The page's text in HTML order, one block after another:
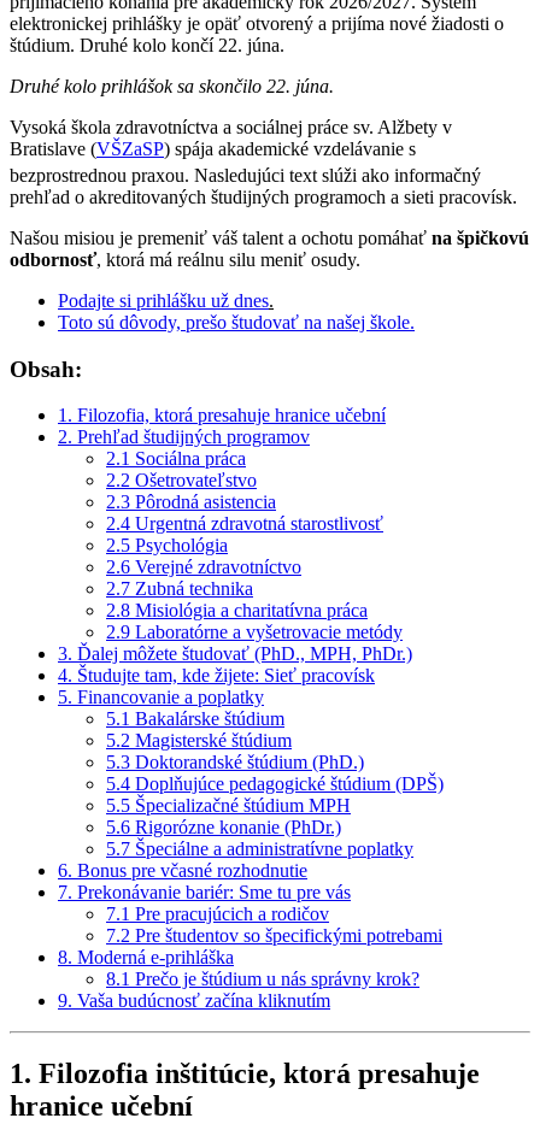
elektronickej prihlášky je opäť otvorený a prijíma nové žiadosti o
štúdium. Druhé kolo končí 22. júna.
Druhé kolo prihlášok sa skončilo 22. júna.
Vysoká škola zdravotníctva a sociálnej práce sv. Alžbety v
Bratislave (VŠZaSP) spája akademické vzdelávanie s
bezprostrednou praxou. Nasledujúci text slúži ako informačný
prehľad o akreditovaných študijných programoch a sieti pracovísk.
Našou misiou je premeniť váš talent a ochotu pomáhať na špičkovú
odbornosť, ktorá má reálnu silu meniť osudy.
Podajte si prihlášku už dnes.
Toto sú dôvody, prešo študovať na našej škole.
Obsah:
1. Filozofia, ktorá presahuje hranice učební
2. Prehľad študijných programov
2.1 Sociálna práca
2.2 Ošetrovateľstvo
2.3 Pôrodná asistencia
2.4 Urgentná zdravotná starostlivosť
2.5 Psychológia
2.6 Verejné zdravotníctvo
2.7 Zubná technika
2.8 Misiológia a charitatívna práca
2.9 Laboratórne a vyšetrovacie metódy
3. Ďalej môžete študovať (PhD., MPH, PhDr.)
4. Študujte tam, kde žijete: Sieť pracovísk
5. Financovanie a poplatky
5.1 Bakalárske štúdium
5.2 Magisterské štúdium
5.3 Doktorandské štúdium (PhD.)
5.4 Doplňujúce pedagogické štúdium (DPŠ)
5.5 Špecializačné štúdium MPH
5.6 Rigorózne konanie (PhDr.)
5.7 Špeciálne a administratívne poplatky
6. Bonus pre včasné rozhodnutie
7. Prekonávanie bariér: Sme tu pre vás
7.1 Pre pracujúcich a rodičov
7.2 Pre študentov so špecifickými potrebami
8. Moderná e-prihláška
8.1 Prečo je štúdium u nás správny krok?
9. Vaša budúcnosť začína kliknutím
1. Filozofia inštitúcie, ktorá presahuje
hranice učební